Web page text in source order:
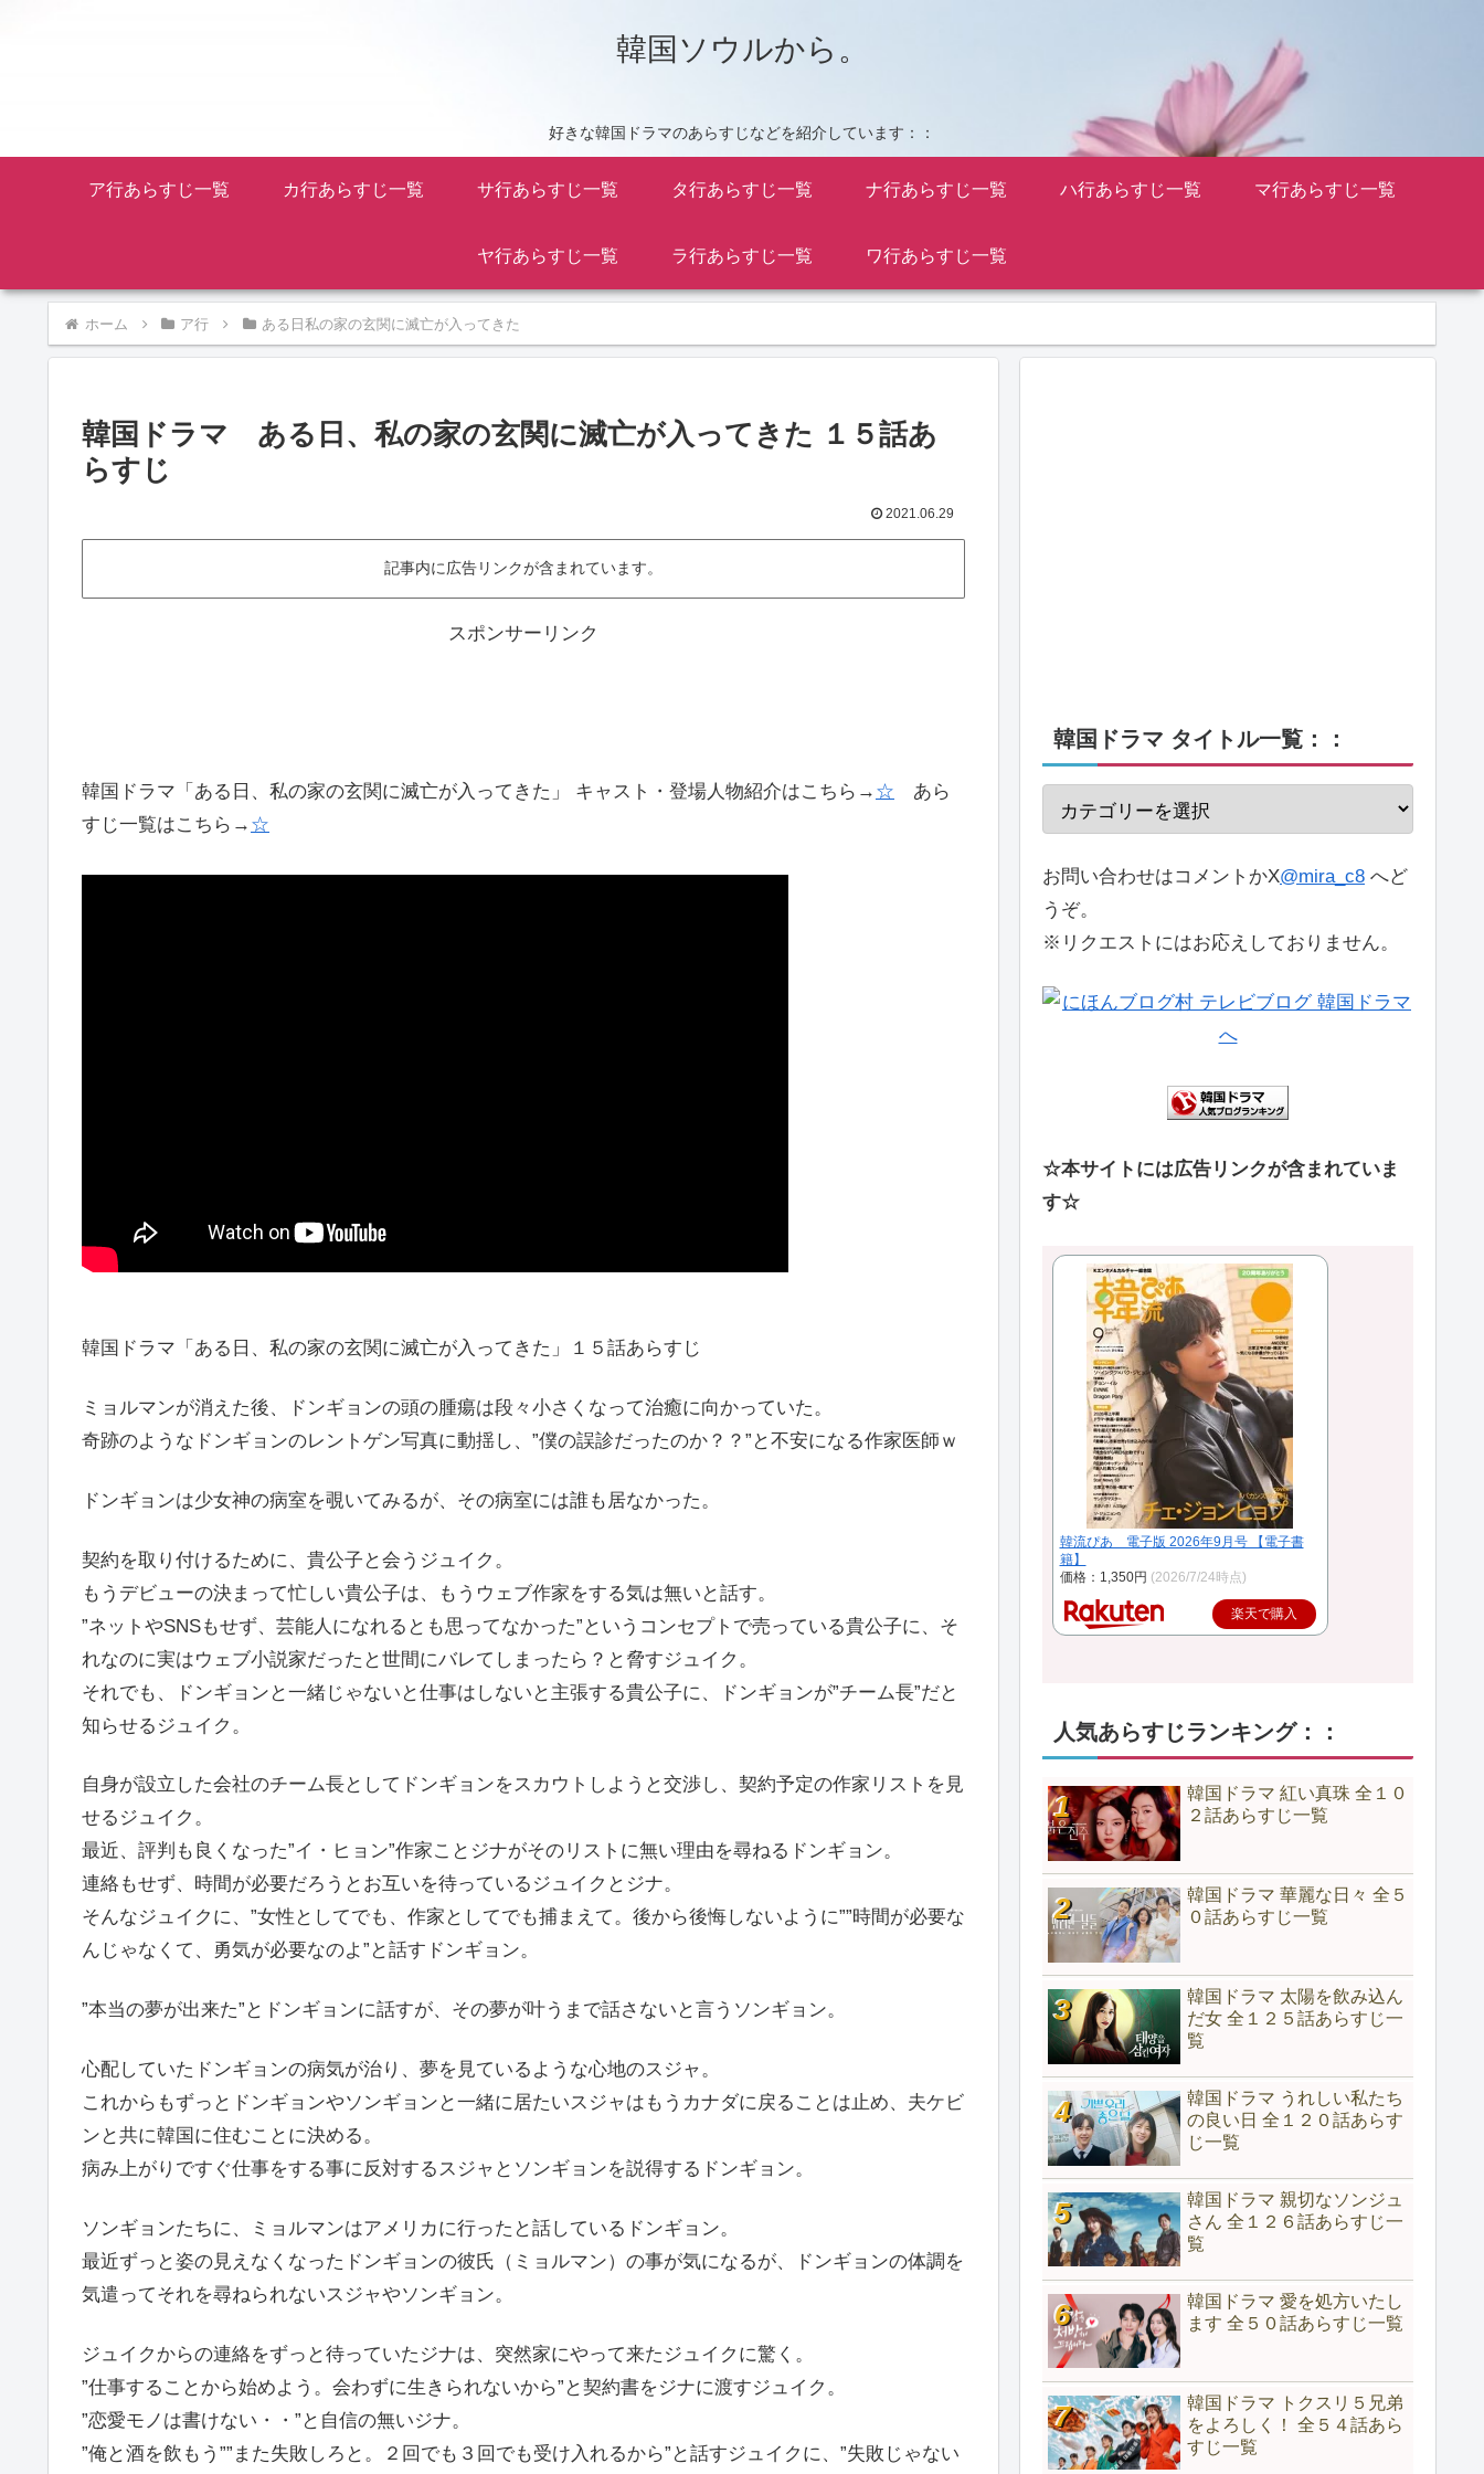
韓国ソウルから。
好きな韓国ドラマのあらすじなどを紹介しています：：
ア行あらすじ一覧 カ行あらすじ一覧 サ行あらすじ一覧 タ行あらすじ一覧 ナ行あらすじ一覧 ハ行あらすじ一覧 マ行あらすじ一覧
ヤ行あらすじ一覧 ラ行あらすじ一覧 ワ行あらすじ一覧
ホーム ア行 ある日私の家の玄関に滅亡が入ってきた
韓国ドラマ ある日、私の家の玄関に滅亡が入ってきた １５話あ
らすじ
2021.06.29
記事内に広告リンクが含まれています。
スポンサーリンク
韓国ドラマ「ある日、私の家の玄関に滅亡が入ってきた」 キャスト・登場人物紹介はこちら→ ☆ あら
すじ一覧はこちら→ ☆
韓国ドラマ「ある日、私の家の玄関に滅亡が入ってきた」１５話あらすじ
ミョルマンが消えた後、ドンギョンの頭の腫瘍は段々小さくなって治癒に向かっていた。
奇跡のようなドンギョンのレントゲン写真に動揺し、”僕の誤診だったのか？？”と不安になる作家医師ｗ
ドンギョンは少女神の病室を覗いてみるが、その病室には誰も居なかった。
契約を取り付けるために、貴公子と会うジュイク。
もうデビューの決まって忙しい貴公子は、もうウェブ作家をする気は無いと話す。
”ネットやSNSもせず、芸能人になれるとも思ってなかった”というコンセプトで売っている貴公子に、そ
れなのに実はウェブ小説家だったと世間にバレてしまったら？と脅すジュイク。
それでも、ドンギョンと一緒じゃないと仕事はしないと主張する貴公子に、ドンギョンが”チーム長”だと
知らせるジュイク。
自身が設立した会社のチーム長としてドンギョンをスカウトしようと交渉し、契約予定の作家リストを見
せるジュイク。
最近、評判も良くなった”イ・ヒョン”作家ことジナがそのリストに無い理由を尋ねるドンギョン。
連絡もせず、時間が必要だろうとお互いを待っているジュイクとジナ。
そんなジュイクに、”女性としてでも、作家としてでも捕まえて。後から後悔しないように””時間が必要な
んじゃなくて、勇気が必要なのよ”と話すドンギョン。
”本当の夢が出来た”とドンギョンに話すが、その夢が叶うまで話さないと言うソンギョン。
心配していたドンギョンの病気が治り、夢を見ているような心地のスジャ。
これからもずっとドンギョンやソンギョンと一緒に居たいスジャはもうカナダに戻ることは止め、夫ケビ
ンと共に韓国に住むことに決める。
病み上がりですぐ仕事をする事に反対するスジャとソンギョンを説得するドンギョン。
ソンギョンたちに、ミョルマンはアメリカに行ったと話しているドンギョン。
最近ずっと姿の見えなくなったドンギョンの彼氏（ミョルマン）の事が気になるが、ドンギョンの体調を
気遣ってそれを尋ねられないスジャやソンギョン。
ジュイクからの連絡をずっと待っていたジナは、突然家にやって来たジュイクに驚く。
”仕事することから始めよう。会わずに生きられないから”と契約書をジナに渡すジュイク。
”恋愛モノは書けない・・”と自信の無いジナ。
”俺と酒を飲もう””また失敗しろと。２回でも３回でも受け入れるから”と話すジュイクに、”失敗じゃない
韓国ドラマ タイトル一覧：：
お問い合わせはコメントかX@mira_c8 へど
うぞ。
※リクエストにはお応えしておりません。
☆本サイトには広告リンクが含まれていま
す☆
韓流ぴあ 電子版 2026年9月号 【電子書
籍】
価格：1,350円 (2026/7/24時点)
楽天で購入
人気あらすじランキング：：
韓国ドラマ 紅い真珠 全１０
２話あらすじ一覧
韓国ドラマ 華麗な日々 全５
０話あらすじ一覧
韓国ドラマ 太陽を飲み込ん
だ女 全１２５話あらすじ一
覧
韓国ドラマ うれしい私たち
の良い日 全１２０話あらす
じ一覧
韓国ドラマ 親切なソンジュ
さん 全１２６話あらすじ一
覧
韓国ドラマ 愛を処方いたし
ます 全５０話あらすじ一覧
韓国ドラマ トクスリ５兄弟
をよろしく！ 全５４話あら
すじ一覧